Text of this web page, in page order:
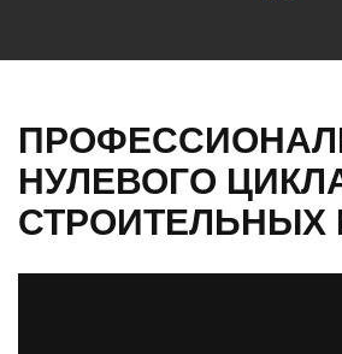
НУЛЕВОГО
СТРОИТЕЛЬНЫХ